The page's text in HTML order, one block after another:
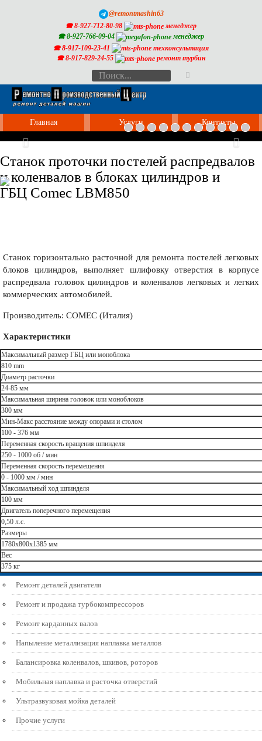
@remontmashin63
🕿 8-927-712-80-98
менеджер
🕿 8-927-766-09-04
менеджер
🕿 8-917-109-23-41
техконсультация
🕿 8-917-829-24-55
ремонт турбин
Главная Услуги Контакты
Previous
Станок проточки постелей распредвалов
и коленвалов в блоках цилиндров и
ГБЦ Comec LBM850
Станок горизонтально расточной для ремонта постелей легковых
блоков цилиндров, выполняет шлифовку отверстия в корпусе
распредвала головок цилиндров и коленвалов легковых и легких
коммерческих автомобилей.
Производитель: COMEC (Италия)
Характеристики
Максимальный размер ГБЦ или моноблока
810 mm
Диаметр расточки
24-85 мм
Максимальная ширина головок или моноблоков
300 мм
Мин-Макс расстояние между опорами и столом
100 - 376 мм
Переменная скорость вращения шпинделя
250 - 1000 об / мин
Переменная скорость перемещения
0 - 1000 мм / мин
Максимальный ход шпинделя
100 мм
Двигатель поперечного перемещения
0,50 л.с.
Размеры
1780x800x1385 мм
Вес
375 кг
Ремонт деталей двигателя
Ремонт и продажа турбокомпрессоров
Ремонт карданных валов
Напыление металлизация наплавка металлов
Балансировка коленвалов, шкивов, роторов
Мобильная наплавка и расточка отверстий
Ультразвуковая мойка деталей
Прочие услуги